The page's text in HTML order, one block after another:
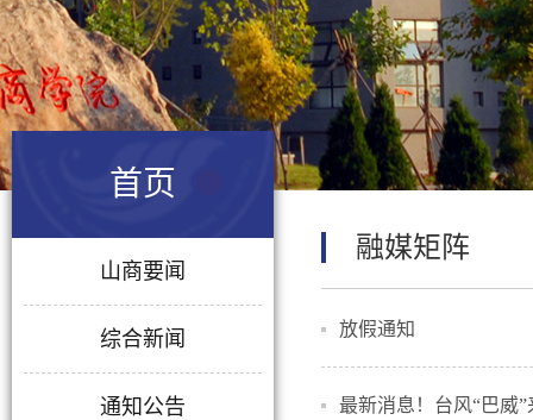
首页
山商要闻
综合新闻
通知公告
融媒矩阵
放假通知
最新消息！台风“巴威